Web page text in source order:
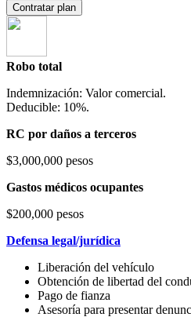
Contratar plan
Robo total
Indemnización: Valor comercial.
Deducible: 10%.
RC por daños a terceros
$3,000,000 pesos
Gastos médicos ocupantes
$200,000 pesos
Defensa legal/jurídica
Liberación del vehículo
Obtención de libertad del
Pago de fianza
Asesoría para presentar